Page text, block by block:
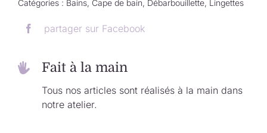
Catégories : Bains, Cape de bain, Débarbouillette, Lingettes
partager sur Facebook
Fait à la main
Tous nos articles sont réalisés à la main dans
notre atelier.